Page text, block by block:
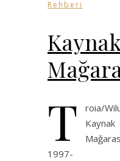
Rehberi
Kaynak
T
roia/
Kaynak
1997-